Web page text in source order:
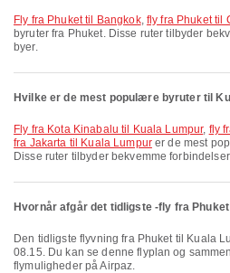
fly fra Phuket til Bangkok, fly fra Phuket til
byruter fra Phuket. Disse ruter tilbyder
byer.
Hvilke er de mest populære byruter til
fly fra Kota Kinabalu til Kuala Lumpur, fly
fra Jakarta til Kuala Lumpurer de mest
Disse ruter tilbyder bekvemme
Hvornår afgår det tidligste -fly fra
Den tidligste flyvning fra Phuket til Kuala Lumpur med AirAsia afgår kl.
08.15. Du kan se denne flyplan og
flymuligheder på Airpaz.